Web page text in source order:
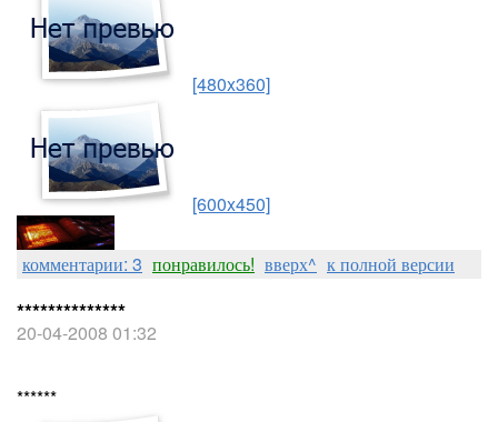
[480x360]
[600x450]
комментарии: 3 понравилось! вверх^ к полной версии
**************
20-04-2008 01:32
******